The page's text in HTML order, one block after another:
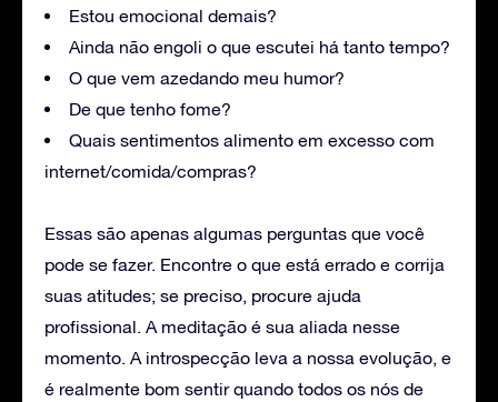
Estou emocional demais?
Ainda não engoli o que escutei há tanto tempo?
O que vem azedando meu humor?
De que tenho fome?
Quais sentimentos alimento em excesso com
internet/comida/compras?
Essas são apenas algumas perguntas que você
pode se fazer. Encontre o que está errado e corrija
suas atitudes; se preciso, procure ajuda
profissional. A meditação é sua aliada nesse
momento. A introspecção leva a nossa evolução, e
é realmente bom sentir quando todos os nós de